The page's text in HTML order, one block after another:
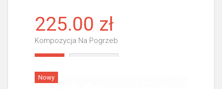
225.00 zł
Kompozycja Na Pogrzeb
Nowy